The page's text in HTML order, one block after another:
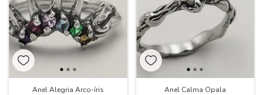
Anel Alegria Arco-íris
Anel Calma Opala